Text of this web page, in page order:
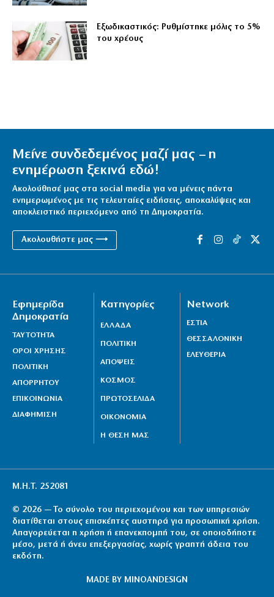
Εξωδικαστικός: Ρυθμίστηκε μόλις το 5%
του χρέους
Μείνε συνδεδεμένος μαζί μας – η
ενημέρωση ξεκινά εδώ!
Ακολούθησέ μας στα social media για να μένεις πάντα
ενημερωμένος με τις τελευταίες ειδήσεις, αποκαλύψεις και
αποκλειστικό περιεχόμενο από τη Δημοκρατία.
Ακολουθήστε μας ⟶
Εφημερίδα
Δημοκρατία
ΤΑΥΤΟΤΗΤΑ
ΟΡΟΙ ΧΡΗΣΗΣ
ΠΟΛΙΤΙΚΗ
ΑΠΟΡΡΗΤΟΥ
ΕΠΙΚΟΙΝΩΝΙΑ
ΔΙΑΦΗΜΙΣΗ
Κατηγορίες
ΕΛΛΑΔΑ
ΠΟΛΙΤΙΚΗ
ΑΠΟΨΕΙΣ
ΚΟΣΜΟΣ
ΠΡΩΤΟΣΕΛΙΔΑ
ΟΙΚΟΝΟΜΙΑ
Η ΘΕΣΗ ΜΑΣ
Network
ΕΣΤΙΑ
ΘΕΣΣΑΛΟΝΙΚΗ
ΕΛΕΥΘΕΡΙΑ
Μ.Η.Τ. 252081
© 2026 — Το σύνολο του περιεχομένου και των υπηρεσιών
διατίθεται στους επισκέπτες αυστηρά για προσωπική χρήση.
Απαγορεύεται η χρήση ή επανεκπομπή του, σε οποιοδήποτε
μέσο, μετά ή άνευ επεξεργασίας, χωρίς γραπτή άδεια του
εκδότη.
MADE BY MINOANDESIGN